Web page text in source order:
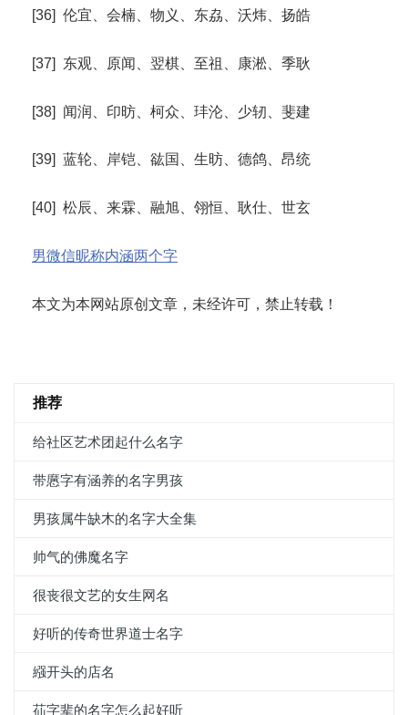
[36] 伦宜、会楠、物义、东劦、沃炜、扬皓
[37] 东观、原闻、翌棋、至祖、康淞、季耿
[38] 闻润、印昉、柯众、玤沦、少轫、斐建
[39] 蓝轮、岸铠、谹国、生昉、德鸽、昂统
[40] 松辰、来霖、融旭、翎恒、耿仕、世玄
男微信昵称内涵两个字
本文为本网站原创文章，未经许可，禁止转载！
推荐
给社区艺术团起什么名字
带懬字有涵养的名字男孩
男孩属牛缺木的名字大全集
帅气的佛魔名字
很丧很文艺的女生网名
好听的传奇世界道士名字
繦开头的店名
苮字辈的名字怎么起好听